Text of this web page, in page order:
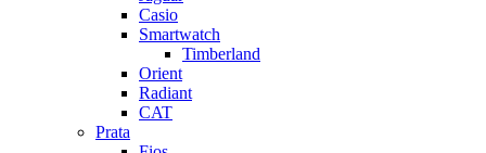
Casio
Smartwatch
Timberland
Orient
Radiant
CAT
Prata